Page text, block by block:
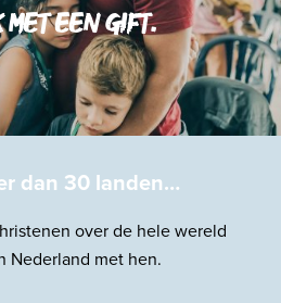
een gift.
dan 30 landen…
over de hele wereld
Nederland met hen.